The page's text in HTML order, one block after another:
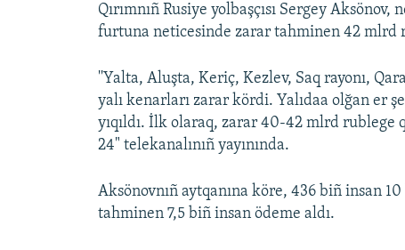
Qırımnıñ Rusiye yolbaşçısı Sergey
furtuna neticesinde zarar tahminen 42
''Yalta, Aluşta, Keriç, Kezlev, Saq rayonı,
yalı kenarları zarar kördi. Yalıdaa olğan er
yıqıldı. İlk olaraq, zarar 40-42 mlrd rublege
24" telekanalınıñ yayınında.
Aksönovnıñ aytqanına köre, 436 biñ insan
tahminen 7,5 biñ insan ödeme aldı.